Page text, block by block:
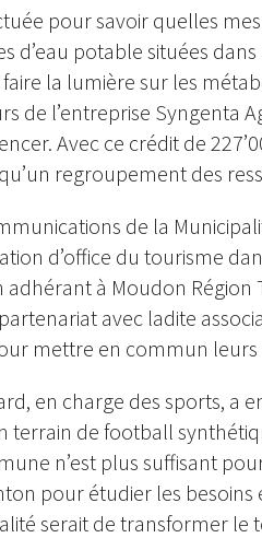
pour savoir quelles
d’eau potable situées
la lumière sur les
de l’entreprise Syngenta
Avec ce crédit de
regroupement des
de la
d’office du tourisme
adhérant à Moudon
avec ladite
mettre en commun
en charge des sports, a
terrain de football
n’est plus suffisant
pour étudier les
serait de transformer